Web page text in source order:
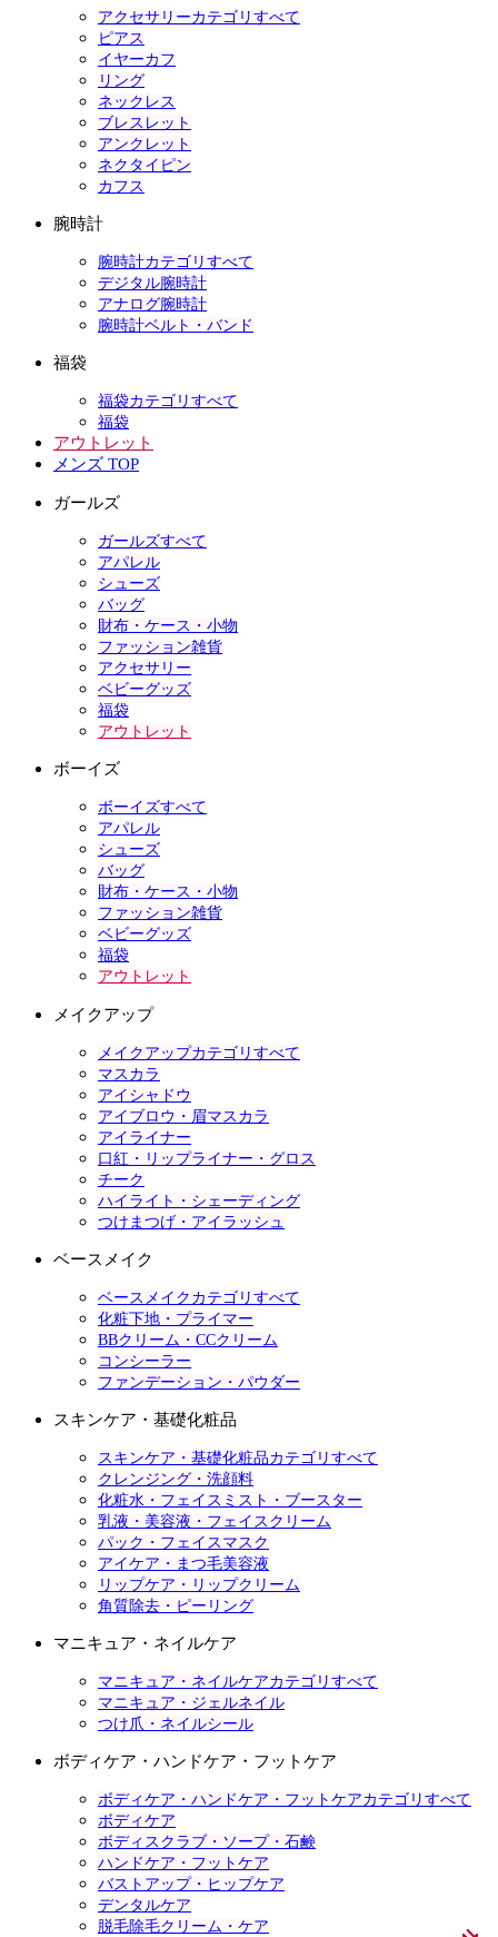
アクセサリーカテゴリすべて
ピアス
イヤーカフ
リング
ネックレス
ブレスレット
アンクレット
ネクタイピン
カフス
腕時計
腕時計カテゴリすべて
デジタル腕時計
アナログ腕時計
腕時計ベルト・バンド
福袋
福袋カテゴリすべて
福袋
アウトレット
メンズ TOP
ガールズ
ガールズすべて
アパレル
シューズ
バッグ
財布・ケース・小物
ファッション雑貨
アクセサリー
ベビーグッズ
福袋
アウトレット
ボーイズ
ボーイズすべて
アパレル
シューズ
バッグ
財布・ケース・小物
ファッション雑貨
ベビーグッズ
福袋
アウトレット
メイクアップ
メイクアップカテゴリすべて
マスカラ
アイシャドウ
アイブロウ・眉マスカラ
アイライナー
口紅・リップライナー・グロス
チーク
ハイライト・シェーディング
つけまつげ・アイラッシュ
ベースメイク
ベースメイクカテゴリすべて
化粧下地・プライマー
BBクリーム・CCクリーム
コンシーラー
ファンデーション・パウダー
スキンケア・基礎化粧品
スキンケア・基礎化粧品カテゴリすべて
クレンジング・洗顔料
化粧水・フェイスミスト・ブースター
乳液・美容液・フェイスクリーム
パック・フェイスマスク
アイケア・まつ毛美容液
リップケア・リップクリーム
角質除去・ピーリング
マニキュア・ネイルケア
マニキュア・ネイルケアカテゴリすべて
マニキュア・ジェルネイル
つけ爪・ネイルシール
ボディケア・ハンドケア・フットケア
ボディケア・ハンドケア・フットケアカテゴリすべて
ボディケア
ボディスクラブ・ソープ・石鹸
ハンドケア・フットケア
バストアップ・ヒップケア
デンタルケア
脱毛除毛クリーム・ケア